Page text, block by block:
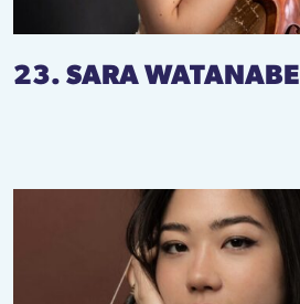
23. SARA WATANABE